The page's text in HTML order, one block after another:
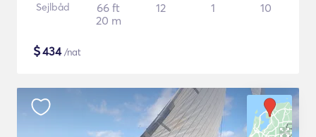
Sejlbåd
66 ft
20 m
12 1 10
$434/nat